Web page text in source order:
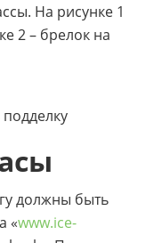
На рисунке 1
2 – брелок на
должны быть
«www.ice-